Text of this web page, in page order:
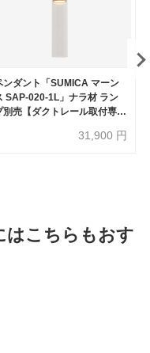
ンダント「SUMICA マーン
SAP-020-1L」ナラ材 ラン
別売【ダクトレール取付専
31,900 円
はこちらもおす